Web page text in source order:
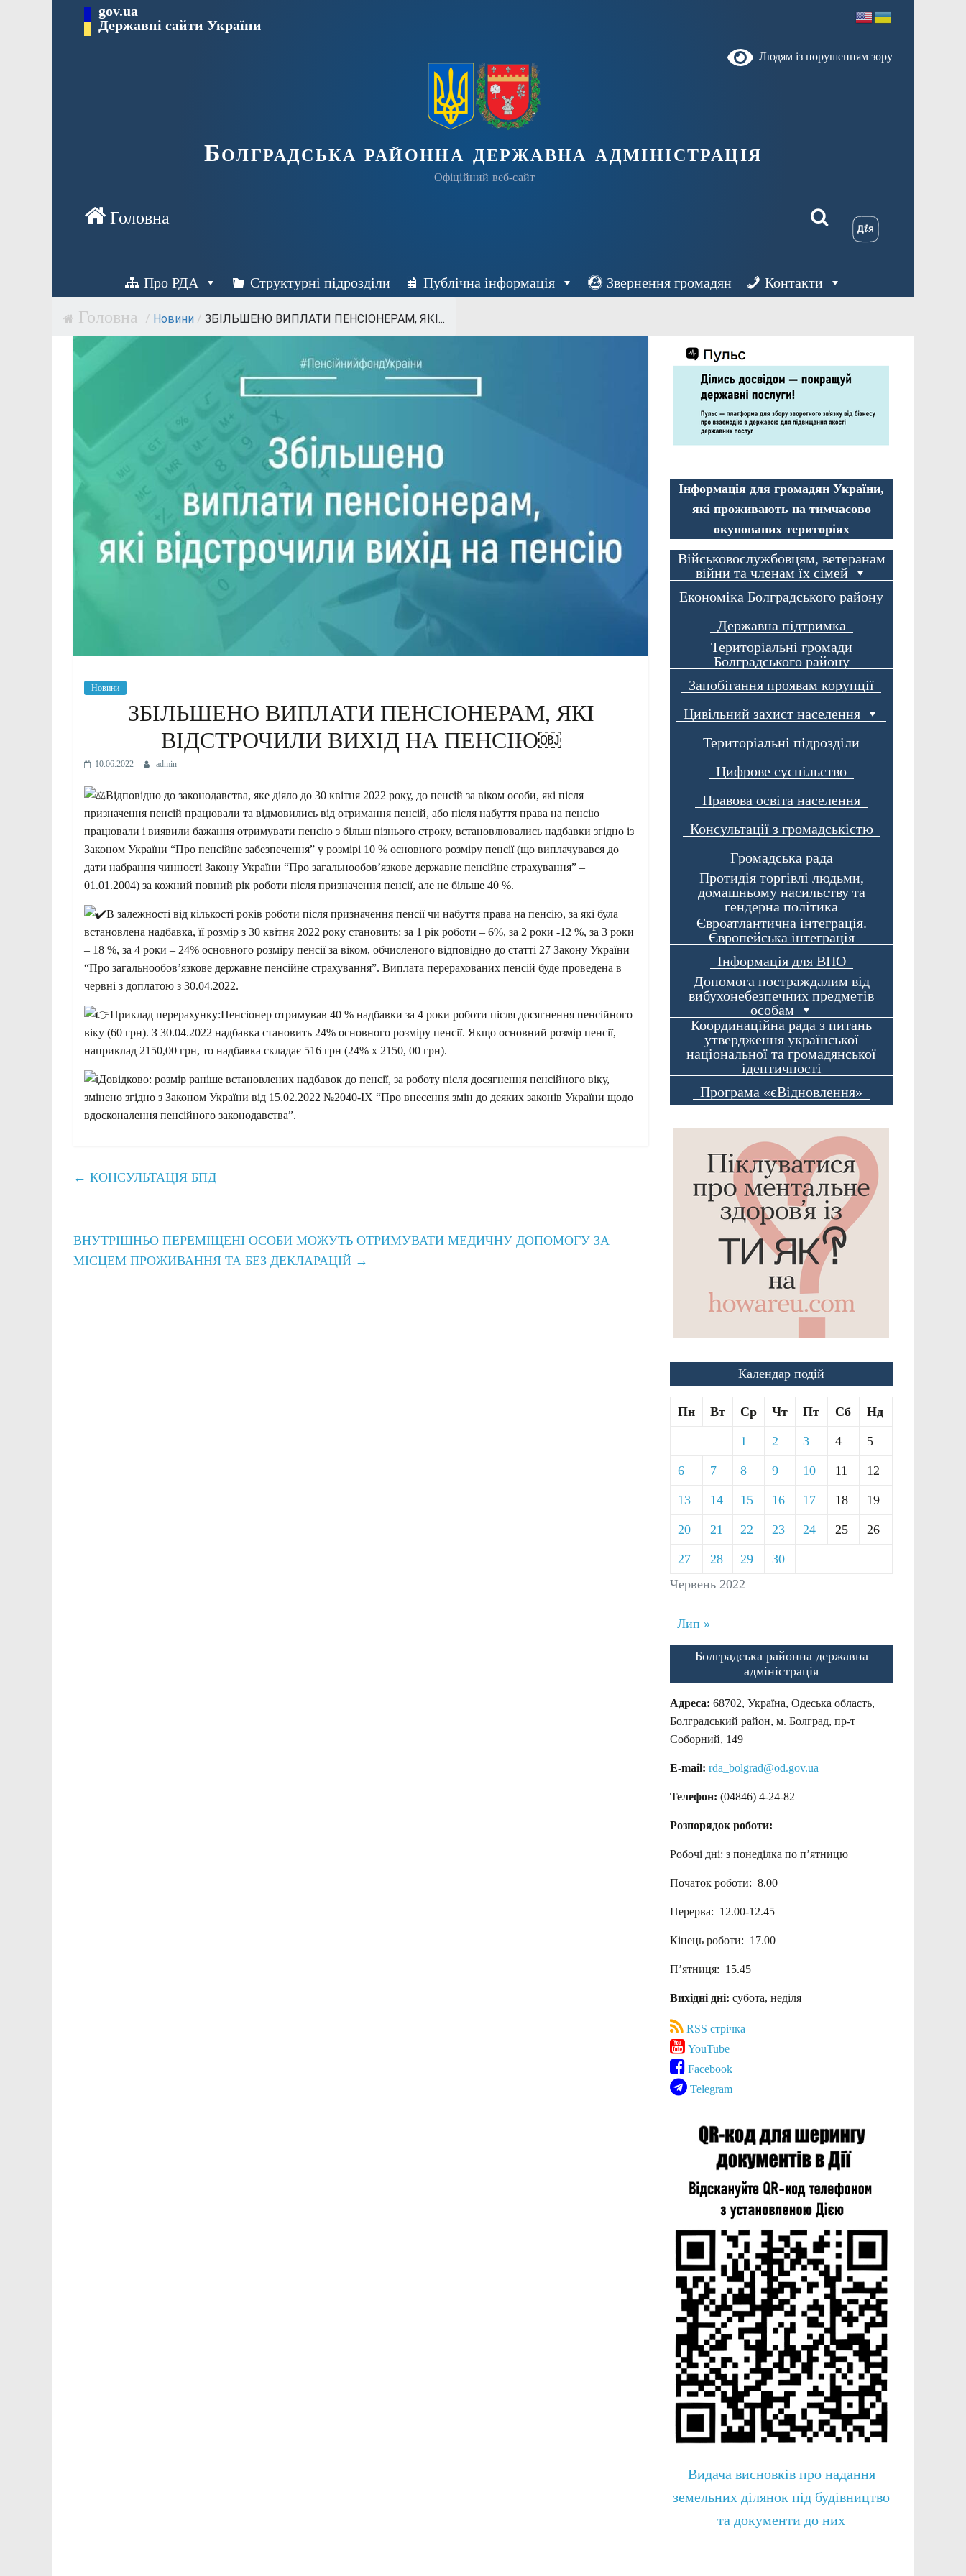
Перейти gov.ua
Державні сайти України
Людям із порушенням зору
Болградська районна державна адміністрація
Офіційний веб-сайт
Про РДА Структурні підрозділи Публічна інформація Звернення громадян Контакти
/ Новини / ЗБІЛЬШЕНО ВИПЛАТИ ПЕНСІОНЕРАМ, ЯКІ...
Новини
ЗБІЛЬШЕНО ВИПЛАТИ ПЕНСІОНЕРАМ, ЯКІ
ВІДСТРОЧИЛИ ВИХІД НА ПЕНСІЮ￼
10.06.2022 admin
Відповідно до законодавства, яке діяло до 30 квітня 2022 року, до пенсій за віком особи, які після
призначення пенсій працювали та відмовились від отримання пенсій, або після набуття права на пенсію
працювали і виявили бажання отримувати пенсію з більш пізнього строку, встановлювались надбавки згідно із
Законом України “Про пенсійне забезпечення” у розмірі 10 % основного розміру пенсії (що виплачувався до
дати набрання чинності Закону України “Про загальнообов’язкове державне пенсійне страхування” –
01.01.2004) за кожний повний рік роботи після призначення пенсії, але не більше 40 %.
В залежності від кількості років роботи після призначення пенсії чи набуття права на пенсію, за які була
встановлена надбавка, її розмір з 30 квітня 2022 року становить: за 1 рік роботи – 6%, за 2 роки -12 %, за 3 роки
– 18 %, за 4 роки – 24% основного розміру пенсії за віком, обчисленого відповідно до статті 27 Закону України
“Про загальнообов’язкове державне пенсійне страхування”. Виплата перерахованих пенсій буде проведена в
червні з доплатою з 30.04.2022.
Приклад перерахунку:Пенсіонер отримував 40 % надбавки за 4 роки роботи після досягнення пенсійного
віку (60 грн). З 30.04.2022 надбавка становить 24% основного розміру пенсії. Якщо основний розмір пенсії,
наприклад 2150,00 грн, то надбавка складає 516 грн (24% х 2150, 00 грн).
Довідково: розмір раніше встановлених надбавок до пенсії, за роботу після досягнення пенсійного віку,
змінено згідно з Законом України від 15.02.2022 №2040-IX “Про внесення змін до деяких законів України щодо
вдосконалення пенсійного законодавства”.
← КОНСУЛЬТАЦІЯ БПД
ВНУТРІШНЬО ПЕРЕМІЩЕНІ ОСОБИ МОЖУТЬ ОТРИМУВАТИ МЕДИЧНУ ДОПОМОГУ ЗА
МІСЦЕМ ПРОЖИВАННЯ ТА БЕЗ ДЕКЛАРАЦІЙ →
Інформація для громадян України,
які проживають на тимчасово
окупованих територіях
Військовослужбовцям, ветеранам
війни та членам їх сімей
Економіка Болградського району
Державна підтримка
Територіальні громади
Болградського району
Запобігання проявам корупції
Цивільний захист населення
Територіальні підрозділи
Цифрове суспільство
Правова освіта населення
Консультації з громадськістю
Громадська рада
Протидія торгівлі людьми,
домашньому насильству та
гендерна політика
Євроатлантична інтеграція.
Європейська інтеграція
Інформація для ВПО
Допомога постраждалим від
вибухонебезпечних предметів
особам
Координаційна рада з питань
утвердження української
національної та громадянської
ідентичності
Програма «єВідновлення»
Календар подій
Червень 2022
Пн Вт Ср Чт Пт Сб Нд
1 2 3 4 5
6 7 8 9 10 11 12
13 14 15 16 17 18 19
20 21 22 23 24 25 26
27 28 29 30
Лип »
Болградська районна державна
адміністрація
Адреса: 68702, Україна, Одеська область,
Болградський район, м. Болград, пр-т
Соборний, 149
E-mail: rda_bolgrad@od.gov.ua
Телефон: (04846) 4-24-82
Розпорядок роботи:
Робочі дні: з понеділка по п’ятницю
Початок роботи: 8.00
Перерва: 12.00-12.45
Кінець роботи: 17.00
П’ятниця: 15.45
Вихідні дні: субота, неділя
RSS стрічка
YouTube
Facebook
Telegram
Видача висновків про надання
земельних ділянок під будівництво
та документи до них